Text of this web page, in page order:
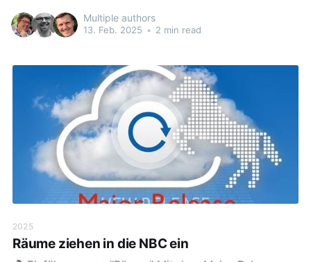
Multiple authors
13. Feb. 2025 • 2 min read
2025
Räume ziehen in die NBC ein